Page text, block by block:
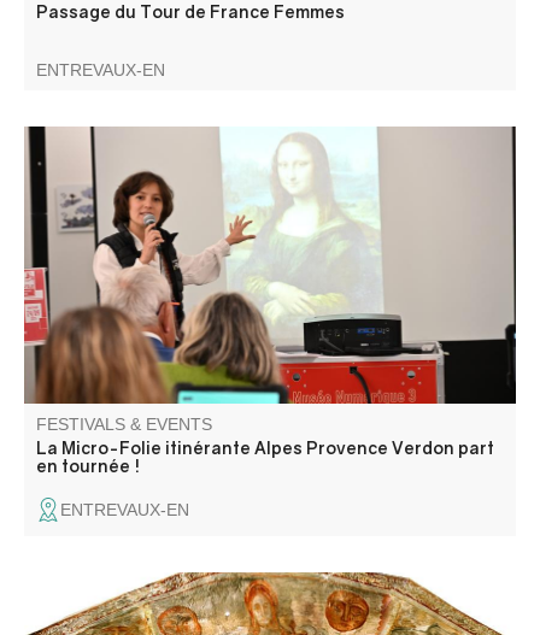
Passage du Tour de France Femmes
ENTREVAUX-EN
La Micro-Folie itinérante Alpes Provence Verdon s'installe
à Entrevaux ! La Micro-Folie c'est un musée numérique,
un espace de réalité virtuelle, un fablab et une
ludothèque. Une programmation riche et ludique vous
attend pour petits et grands.
FESTIVALS & EVENTS
La Micro-Folie itinérante Alpes Provence Verdon part
en tournée !
ENTREVAUX-EN
Histoire et présentation du projet de restauration par